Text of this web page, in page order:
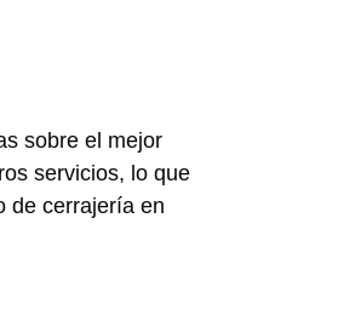
sobre el mejor
servicios, lo que
de cerrajería en